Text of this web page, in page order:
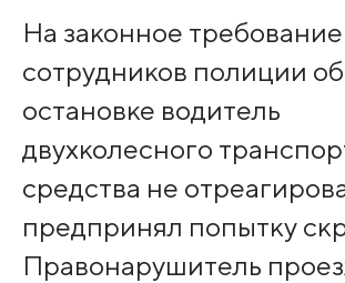
На законное требование
сотрудников полиции об
остановке водитель
двухколесного
средства не
предпринял попытку
Правонарушитель